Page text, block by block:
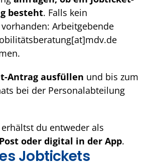
besteht. Falls kein
Arbeitgebende
Antrag ausfüllen und bis zum
bei der Personalabteilung
erhältst du entweder als
oder digital in der App.
Jobtickets